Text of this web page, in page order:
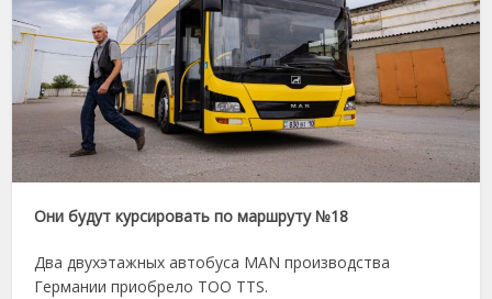
Они будут курсировать по маршруту №18
Два двухэтажных автобуса MAN производства
Германии приобрело ТОО ТТS.